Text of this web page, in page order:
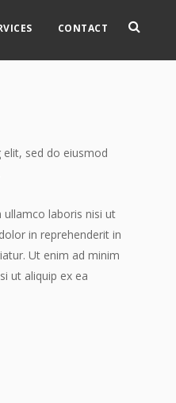
CONTACT
sed do eiusmod
laboris nisi ut
in reprehenderit in
Ut enim ad minim
ut aliquip ex ea